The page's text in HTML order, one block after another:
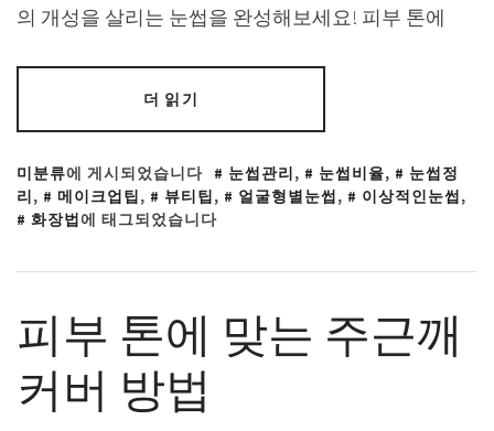
의 개성을 살리는 눈썹을 완성해보세요! 피부 톤에
더 읽기
미분류에 게시되었습니다 눈썹관리, 눈썹비율,
눈썹정
리, 메이크업팁, 뷰티팁, 얼굴형별눈썹, 이상적인눈썹,
화장법에 태그되었습니다
피부 톤에 맞는 주근깨
커버 방법